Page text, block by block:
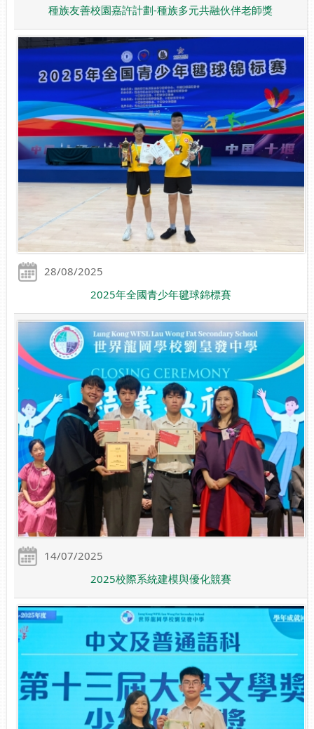
種族友善校園嘉許計劃-種族多元共融伙伴老師獎
28/08/2025
2025年全國青少年毽球錦標賽
14/07/2025
2025校際系統建模與優化競賽